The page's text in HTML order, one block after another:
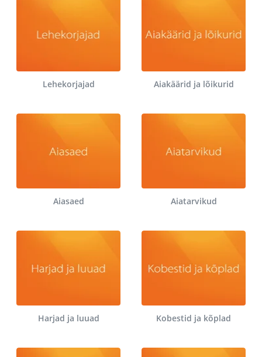
Lehekorjajad Aiakäärid ja lõikurid
Aiasaed Aiatarvikud
Harjad ja luuad Kobestid ja kõplad